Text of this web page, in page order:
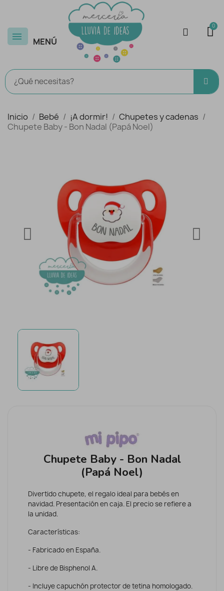
MENÚ
Inicio Bebé ¡A dormir!
Chupetes y cadenas
Chupete Baby - Bon Nadal (Papá Noel)
Chupete Baby - Bon Nadal
(Papá Noel)
Divertido chupete, el regalo ideal para bebés en
navidad. Presentación en caja. El precio se refiere a
la unidad.
Características:
- Fabricado en España.
- Libre de Bisphenol A.
- Incluye capuchón protector de tetina homologado.